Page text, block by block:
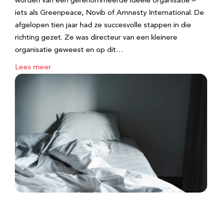
iets als Greenpeace, Novib of Amnesty International. De
afgelopen tien jaar had ze succesvolle stappen in die
richting gezet. Ze was directeur van een kleinere
organisatie geweest en op dit…
Lees meer